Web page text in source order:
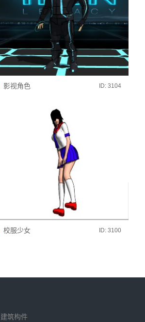
影视角色 ID: 3104
校服少女 ID: 3100
建筑构件